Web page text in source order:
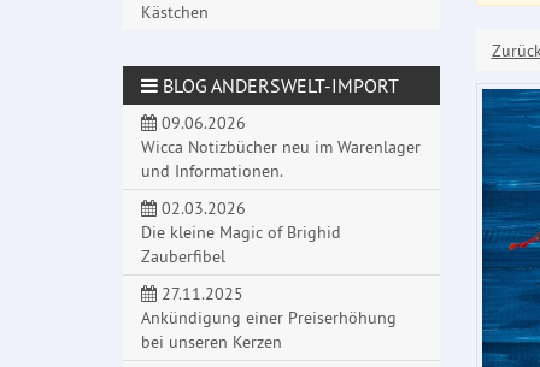
Kästchen
BLOG ANDERSWELT-IMPORT
09.06.2026
Wicca Notizbücher neu im Warenlager
und Informationen.
02.03.2026
Die kleine Magic of Brighid
Zauberfibel
27.11.2025
Ankündigung einer Preiserhöhung
bei unseren Kerzen